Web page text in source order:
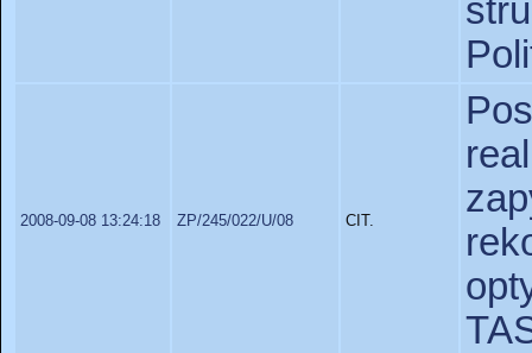
2008-09-08 13:24:18 ZP/245/022/U/08 CIT.